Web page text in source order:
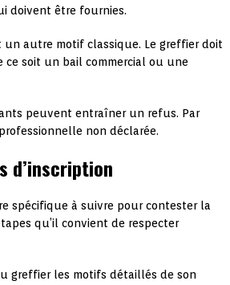
doivent être fournies.
un autre motif classique. Le greffier doit
ce soit un bail commercial ou une
peuvent entraîner un refus. Par
non déclarée.
d’inscription
spécifique à suivre pour contester la
qu’il convient de respecter
greffier les motifs détaillés de son